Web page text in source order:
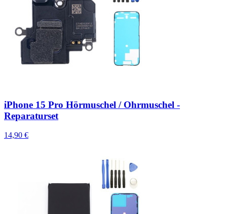
iPhone 15 Pro Hörmuschel / Ohrmuschel -
Reparaturset
14,90 €